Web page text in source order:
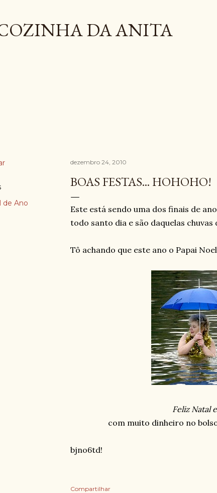
DA ANITA
de Ano
dezembro 24, 2010
BOAS FESTAS... HOHOHO!
Este está sendo uma dos finais de
todo santo dia e são daquelas chuvas
Tô achando que este ano o Papai
Feliz Natal
com muito dinheiro no
bjno6td!
Compartilhar